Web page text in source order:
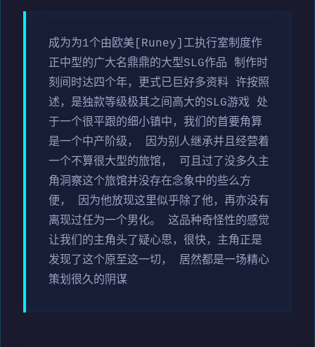
成为为1个由欧美[Runey]工执行室制度作
正中型的广大名鼎鼎的大型SLG作品 制作时
刻间时达四个年，更式已巨好多资料 许按照
述，是独款等级极其之间高大的SLG游戏 处
于一个很平跟的细小镇中，我们的首要角算
是一个中产阶级， 因为别人继承并且经营着
一个不算很大型的旅馆， 可且过了没多久主
角洞察这个旅馆并没存在念象中的些么方
便， 因为他放现这里似乎除了他，再亦没有
离现过任为一个男化。 这品种奇怪性的感觉
让我们的主角头了疑心思，很快，主角正是
发现了这个原至这一切， 居然都是一场精心
策划很久的阴谋